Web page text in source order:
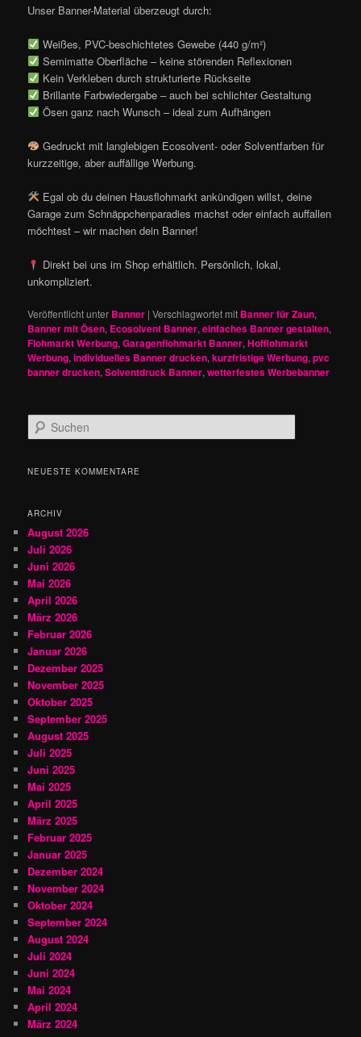
Unser Banner-Material überzeugt durch:
Weißes, PVC-beschichtetes Gewebe (440 g/m²)
Semimatte Oberfläche – keine störenden Reflexionen
Kein Verkleben durch strukturierte Rückseite
Brillante Farbwiedergabe – auch bei schlichter Gestaltung
Ösen ganz nach Wunsch – ideal zum Aufhängen
Gedruckt mit langlebigen Ecosolvent- oder Solventfarben für
kurzzeitige, aber auffällige Werbung.
Egal ob du deinen Hausflohmarkt ankündigen willst, deine
Garage zum Schnäppchenparadies machst oder einfach auffallen
möchtest – wir machen dein Banner!
Direkt bei uns im Shop erhältlich. Persönlich, lokal,
unkompliziert.
Veröffentlicht unter Banner |Verschlagwortet mit Banner für Zaun,
Banner mit Ösen, Ecosolvent Banner,einfaches Banner gestalten,
Flohmarkt Werbung,Garagenflohmarkt Banner,Hofflohmarkt
Werbung,individuelles Banner drucken,kurzfristige Werbung,pvc
banner drucken,Solventdruck Banner,wetterfestes Werbebanner
u
h
NEUESTE KOMMENTARE
ARCHIV
August 2026
Juli 2026
Juni 2026
Mai 2026
April 2026
März 2026
Februar 2026
Januar 2026
Dezember 2025
November 2025
Oktober 2025
September 2025
August 2025
Juli 2025
Juni 2025
Mai 2025
April 2025
März 2025
Februar 2025
Januar 2025
Dezember 2024
November 2024
Oktober 2024
September 2024
August 2024
Juli 2024
Juni 2024
Mai 2024
April 2024
März 2024